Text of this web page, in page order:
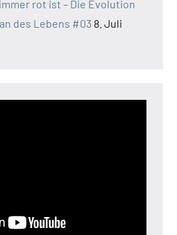
rot ist – Die Evolution
des Lebens #03 8. Juli